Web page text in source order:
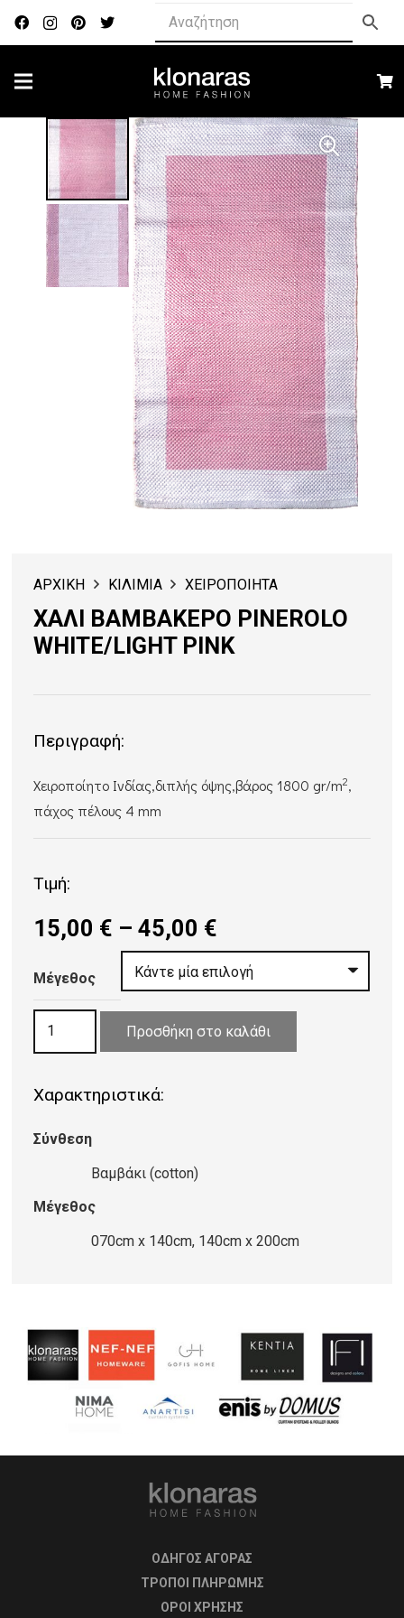
ΑΡΧΙΚΗ ΚΙΛΙΜΙΑ ΧΕΙΡΟΠΟΙΗΤΑ
ΧΑΛΙ ΒΑΜΒΑΚΕΡΟ PINEROLO
WHITE/LIGHT PINK
Περιγραφή:
Xειροποίητο Ινδίας,διπλής όψης,βάρος 1800 gr/m2,
πάχος πέλους 4 mm
Τιμή:
15,00 € – 45,00 €
range:
15,00 €
45,00 €
Μέγεθος
ΧΑΛΙ
WHITE/LIGHT
ποσότητα
Προσθήκη στο καλάθι
Χαρακτηριστικά:
Σύνθεση
Βαμβάκι (cotton)
Μέγεθος
070cm x 140cm, 140cm x 200cm
ΟΔΗΓΟΣ ΑΓΟΡΑΣ
ΤΡΟΠΟΙ ΠΛΗΡΩΜΗΣ
OΡΟΙ ΧΡΗΣΗΣ